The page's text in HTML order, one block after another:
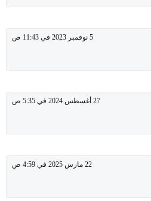
5 نوفمبر 2023 في 11:43 ص
27 أغسطس 2024 في 5:35 ص
22 مارس 2025 في 4:59 ص